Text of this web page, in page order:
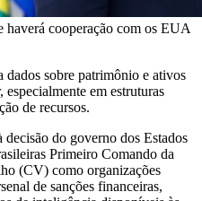
haverá cooperação com os EUA
dados sobre patrimônio e ativos
em estruturas
de recursos.
do governo dos Estados
Primeiro Comando da
(CV) como organizações
de sanções financeiras,